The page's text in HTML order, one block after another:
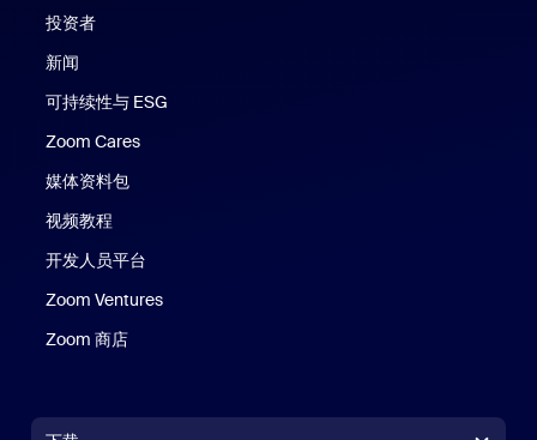
投资者
新闻
可持续性与 ESG
Zoom Cares
媒体资料包
视频教程
开发人员平台
Zoom Ventures
Zoom 商店